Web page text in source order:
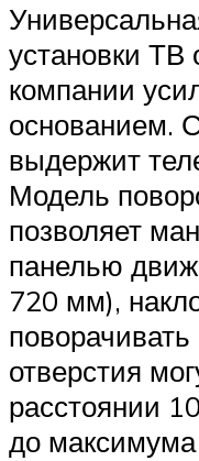
установки ТВ
компании
основанием.
выдержит
Модель
позволяет
панелью
720 мм),
отверстия
расстоянии
до